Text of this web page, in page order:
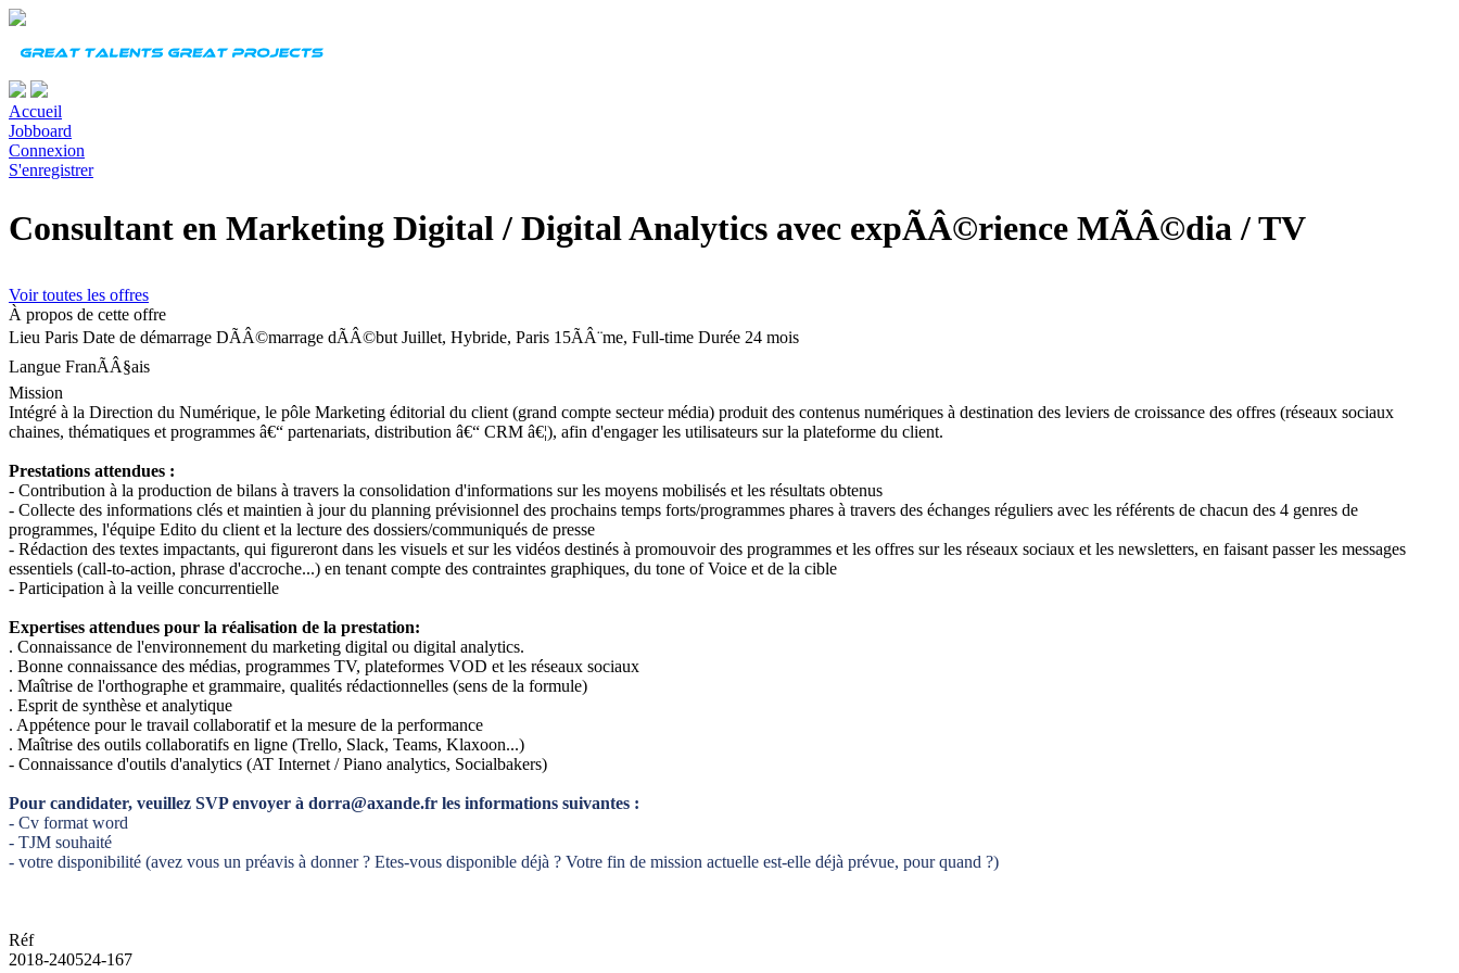
Accueil
Jobboard
Connexion
S'enregistrer
Consultant en Marketing Digital / Digital Analytics avec expÃÂ©rience MÃÂ©dia / TV
Voir toutes les offres
À propos de cette offre
Lieu Paris Date de démarrage DÃÂ©marrage dÃÂ©but Juillet, Hybride, Paris 15ÃÂ¨me, Full-time Durée 24 mois
Langue FranÃÂ§ais
Mission
Intégré à la Direction du Numérique, le pôle Marketing éditorial du client (grand compte secteur média) produit des contenus numériques à destination des leviers de croissance des offres (réseaux sociaux
chaines, thématiques et programmes â€“ partenariats, distribution â€“ CRM â€¦), afin d'engager les utilisateurs sur la plateforme du client.
Prestations attendues :
- Contribution à la production de bilans à travers la consolidation d'informations sur les moyens mobilisés et les résultats obtenus
- Collecte des informations clés et maintien à jour du planning prévisionnel des prochains temps forts/programmes phares à travers des échanges réguliers avec les référents de chacun des 4 genres de
programmes, l'équipe Edito du client et la lecture des dossiers/communiqués de presse
- Rédaction des textes impactants, qui figureront dans les visuels et sur les vidéos destinés à promouvoir des programmes et les offres sur les réseaux sociaux et les newsletters, en faisant passer les messages
essentiels (call-to-action, phrase d'accroche...) en tenant compte des contraintes graphiques, du tone of Voice et de la cible
- Participation à la veille concurrentielle
Expertises attendues pour la réalisation de la prestation:
. Connaissance de l'environnement du marketing digital ou digital analytics.
. Bonne connaissance des médias, programmes TV, plateformes VOD et les réseaux sociaux
. Maîtrise de l'orthographe et grammaire, qualités rédactionnelles (sens de la formule)
. Esprit de synthèse et analytique
. Appétence pour le travail collaboratif et la mesure de la performance
. Maîtrise des outils collaboratifs en ligne (Trello, Slack, Teams, Klaxoon...)
- Connaissance d'outils d'analytics (AT Internet / Piano analytics, Socialbakers)
Pour candidater, veuillez SVP envoyer à dorra@axande.fr les informations suivantes :
- Cv format word
- TJM souhaité
- votre disponibilité (avez vous un préavis à donner ? Etes-vous disponible déjà ? Votre fin de mission actuelle est-elle déjà prévue, pour quand ?)
Réf
2018-240524-167